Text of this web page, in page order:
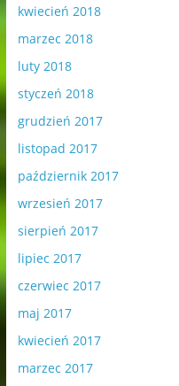
kwiecień 2018
marzec 2018
luty 2018
styczeń 2018
grudzień 2017
listopad 2017
październik 2017
wrzesień 2017
sierpień 2017
lipiec 2017
czerwiec 2017
maj 2017
kwiecień 2017
marzec 2017